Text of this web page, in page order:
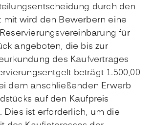
durch den
mit wird den Bewerbern eine
für
angeboten, die bis zur
des Kaufvertrages
beträgt 1.500,00
dem anschließenden Erwerb
auf den Kaufpreis
Dies ist erforderlich, um die